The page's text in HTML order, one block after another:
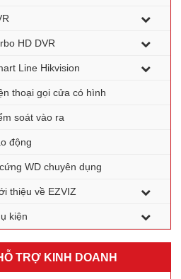
HD DVR
Line Hikvision
thoại gọi cửa có hình
soát vào ra
động
WD chuyên dụng
thiệu về EZVIZ
kiện
TRỢ KINH DOANH